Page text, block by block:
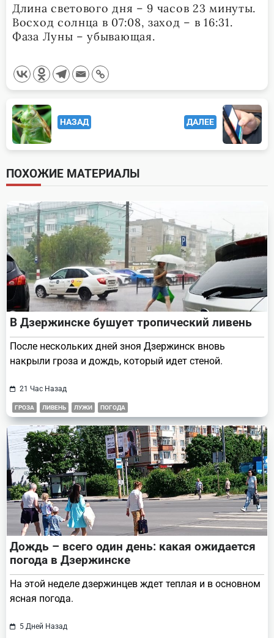
Длина светового дня – 9 часов 23 минуты.
Восход солнца в 07:08, заход – в 16:31.
Фаза Луны – убывающая.
<span
class="nav-
subtitle
screen-
reader-
text">Page</span>
НАЗАД ДАЛЕЕ
ПОХОЖИЕ МАТЕРИАЛЫ
В Дзержинске бушует тропический ливень
После нескольких дней зноя Дзержинск вновь
накрыли гроза и дождь, который идет стеной.
21 Час Назад
ГРОЗА ЛИВЕНЬ ЛУЖИ ПОГОДА
Дождь – всего один день: какая ожидается
погода в Дзержинске
На этой неделе дзержинцев ждет теплая и в основном
ясная погода.
5 Дней Назад